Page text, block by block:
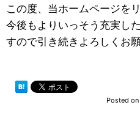
この度、当ホームページを
今後もよりいっそう充実し
すので引き続きよろしくお
Posted on